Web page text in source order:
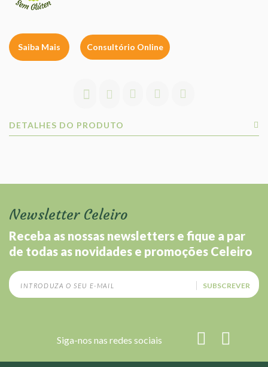
Saiba Mais Consultório Online
DETALHES DO PRODUTO
Newsletter Celeiro
Receba as nossas newsletters e fique a par
de todas as novidades e promoções Celeiro
SUBSCREVER
Siga-nos nas redes sociais